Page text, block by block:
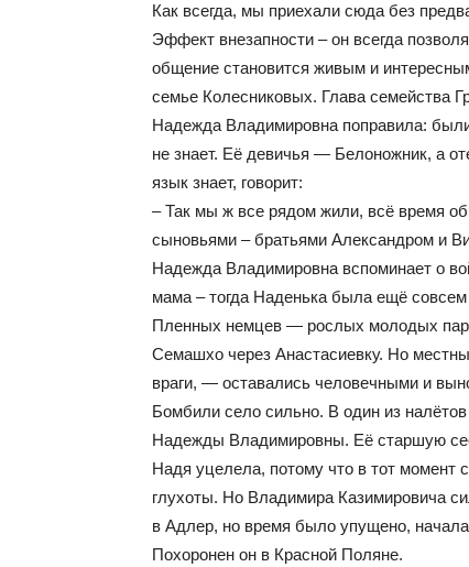
Как всегда, мы приехали сюда без
Эффект внезапности – он всегда
общение становится живым и
семье Колесниковых. Глава семейства
Надежда Владимировна поправила:
не знает. Её девичья — Белоножник, а
язык знает, говорит:
– Так мы ж все рядом жили, всё время
сыновьями – братьями Александром и
Надежда Владимировна вспоминает о
мама – тогда Наденька была ещё
Пленных немцев — рослых молодых
Семашхо через Анастасиевку. Но
враги, — оставались человечными и
Бомбили село сильно. В один из
Надежды Владимировны. Её старшую
Надя уцелела, потому что в тот момент
глухоты. Но Владимира Казимировича
в Адлер, но время было упущено,
Похоронен он в Красной Поляне.